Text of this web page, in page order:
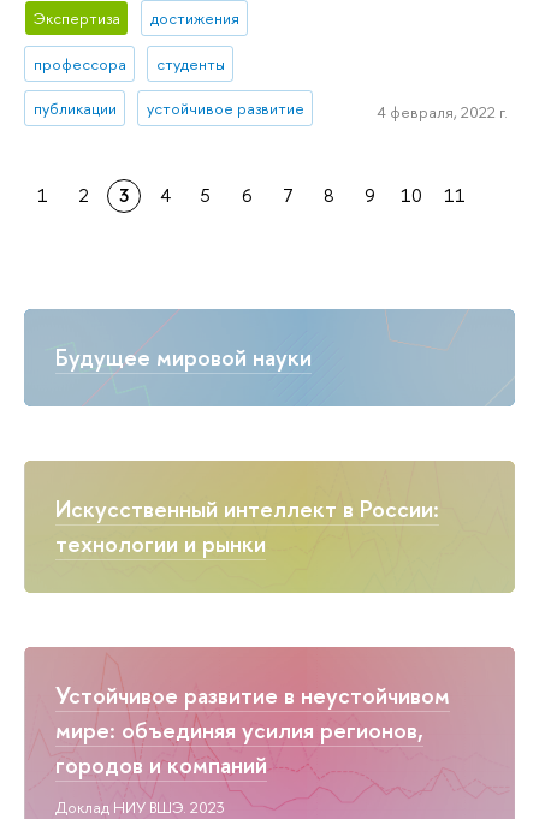
Будущее мировой науки
Искусственный интеллект в России:
технологии и рынки
Устойчивое развитие в неустойчивом
мире: объединяя усилия регионов,
городов и компаний
Доклад НИУ ВШЭ. 2023
Экспертиза достижения
профессора студенты
публикации устойчивое развитие 4 февраля, 2022 г.
1 2 3 4 5 6 7 8 9 10 11